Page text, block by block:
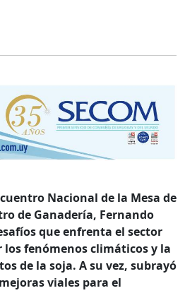
Nacional de la Mesa de
de Ganadería, Fernando
que enfrenta el sector
los fenómenos climáticos y la
de la soja. A su vez, subrayó
viales para el